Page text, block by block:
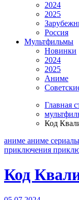
2024
2025
Россия
Мультфильмы
Новинки
2024
2025
Аниме
Главная
Код
аниме аниме сериалы
приключения
Код